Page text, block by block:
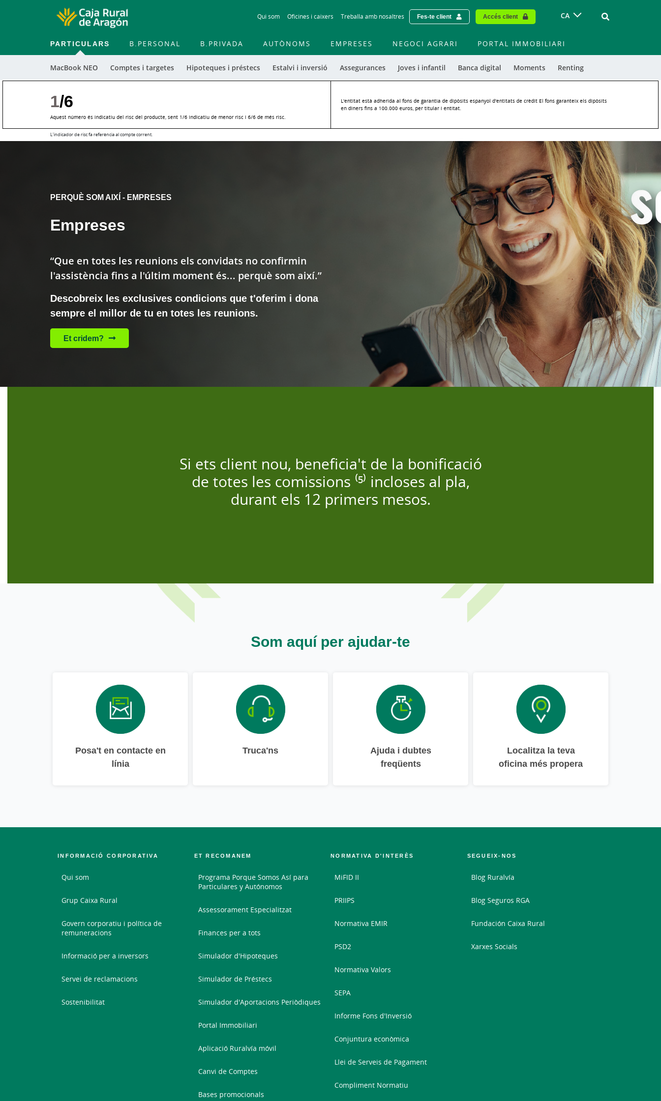
to
contentt
Qui som Oficines i caixers Treballa amb nosaltres Fes-te client Accés client CA Vinculo -
PARTICULARS
MacBook NEO Comptes i targetes Hipoteques i préstecs Estalvi i inversió Assegurances Joves i infantil Banca digital Moments Renting
B.PERSONAL B.PRIVADA AUTÒNOMS EMPRESES NEGOCI AGRARI PORTAL IMMOBILIARI
1/6
Aquest número és indicatiu del risc del producte, sent 1/6 indicatiu de menor risc i 6/6 de més risc.
L'entitat està adherida al fons de garantia de dipòsits espanyol d'entitats de crèdit El fons garanteix els dipòsits
en diners fins a 100.000 euros, per titular i entitat.
L'indicador de risc fa referència al compte corrent.
PERQUÈ SOM AIXÍ - EMPRESES
Empreses
“Que en totes les reunions els convidats no confirmin
l'assistència fins a l'últim moment és... perquè som així.”
Descobreix les exclusives condicions que t'oferim i dona
sempre el millor de tu en totes les reunions.
Et cridem?
Si ets client nou, beneficia't de la bonificació
de totes les comissions ⁽⁵⁾ incloses al pla,
durant els 12 primers mesos.
Som aquí per ajudar-te
Posa't en contacte en
línia
Truca'ns
Ajuda i dubtes
freqüents
Localitza la teva
oficina més propera
INFORMACIÓ CORPORATIVA
Qui som
Grup Caixa Rural
Govern corporatiu i política de
remuneracions
Informació per a inversors
Servei de reclamacions
Sostenibilitat
ET RECOMANEM
Programa Porque Somos Así para
Particulares y Autónomos
Assessorament Especialitzat
Finances per a tots
Simulador d'Hipoteques
Simulador de Préstecs
Simulador d'Aportacions Periòdiques
Portal Immobiliari
Aplicació Ruralvía móvil
Canvi de Comptes
Bases promocionals
NORMATIVA D'INTERÈS
MiFID II
PRIIPS
Normativa EMIR
PSD2
Normativa Valors
SEPA
Informe Fons d'Inversió
Conjuntura econòmica
Llei de Serveis de Pagament
Compliment Normatiu
SEGUEIX-NOS
Blog Ruralvía
Blog Seguros RGA
Fundación Caixa Rural
Xarxes Socials